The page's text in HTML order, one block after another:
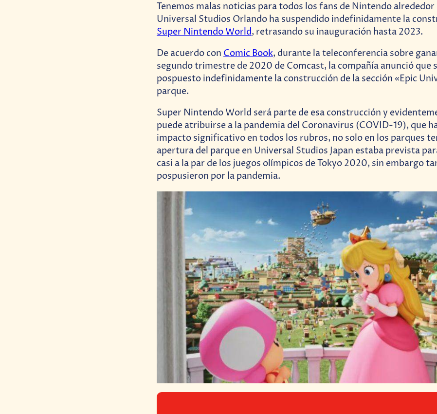
Tenemos malas noticias para todos los fans de Nintendo
Universal Studios Orlando ha suspendido indefinidamente la
Super Nintendo World, retrasando su inauguración hasta 2023.
De acuerdo con Comic Book, durante la teleconferencia sobre
segundo trimestre de 2020 de Comcast, la compañía anunció que
pospuesto indefinidamente la construcción de la sección «Epic
parque.
Super Nintendo World será parte de esa construcción y
puede atribuirse a la pandemia del Coronavirus (COVID-19), que
impacto significativo en todos los rubros, no solo en los parques
apertura del parque en Universal Studios Japan estaba prevista
casi a la par de los juegos olímpicos de Tokyo 2020, sin embargo
pospusieron por la pandemia.